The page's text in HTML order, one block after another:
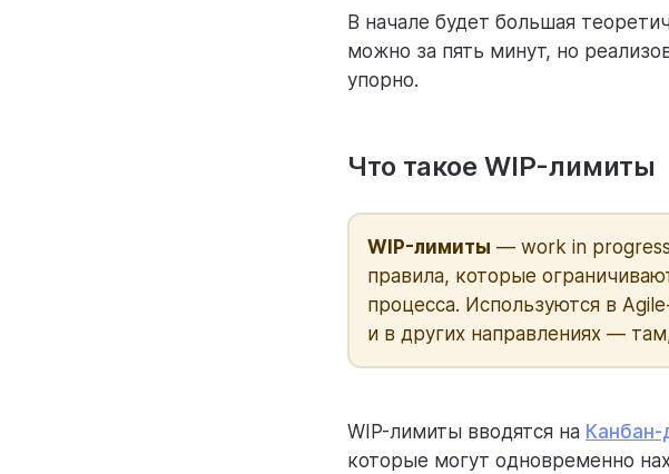
В начале будет большая
можно за пять минут, но
упорно.
Что такое WIP-лимиты
WIP-лимиты — work in
правила, которые
процесса. Используются в
и в других направлениях —
WIP-лимиты вводятся на Канбан-
которые могут одновременно